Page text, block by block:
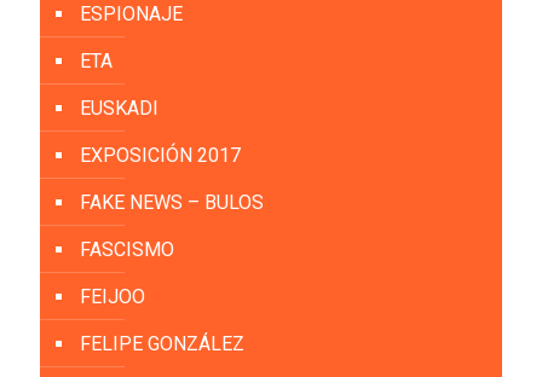
ESPIONAJE
ETA
EUSKADI
EXPOSICIÓN 2017
FAKE NEWS – BULOS
FASCISMO
FEIJOO
FELIPE GONZÁLEZ